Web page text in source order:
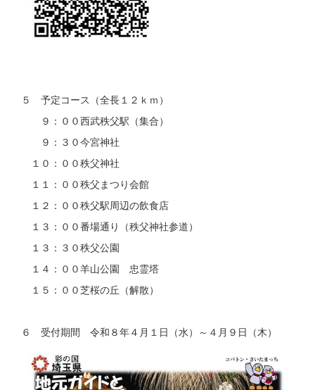
５ 予定コース（全長１２ｋｍ）
９：００西武秩父駅（集合）
９：３０今宮神社
１０：００秩父神社
１１：００秩父まつり会館
１２：００秩父駅周辺の飲食店
１３：００番場通り（秩父神社参道）
１３：３０秩父公園
１４：００羊山公園 忠霊塔
１５：００芝桜の丘（解散）
６ 受付期間 令和８年４月１日（水）～４月９日（木）